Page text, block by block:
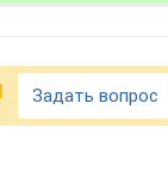
Задать вопрос